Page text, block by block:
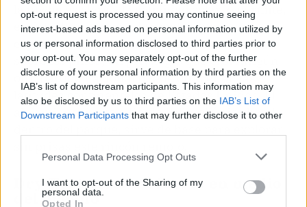
opt-out request is processed you may continue seeing
interest-based ads based on personal information utilized by
us or personal information disclosed to third parties prior to
your opt-out. You may separately opt-out of the further
disclosure of your personal information by third parties on the
IAB’s list of downstream participants. This information may
also be disclosed by us to third parties on the IAB’s List of
Downstream Participants that may further disclose it to other
Personal Data Processing Opt Outs
I want to opt-out of the Sharing of my
personal data.
Opted In
la noche es clara y la actividad solar lo permite,
el cielo del norte puede regalar además un
espectáculo de auroras boreales danzando
sobre los pinos, un privilegio que casi ningún
otro parque nacional puede ofrecer en las
latitudes continentales de Estados Unidos. El
alojamiento junto a Kettle Falls, el único hotel
Dry Tortugas: un fuerte en medio
del océano